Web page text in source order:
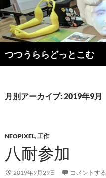
ン
テ
ン
ツ
へ
ッ
つつうららどっとこむ
索
月別アーカイブ: 2019年9月
NEOPIXEL,工作
八耐参加
2019年9月29日 コメントする